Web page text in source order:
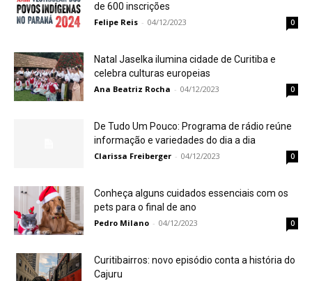
de 600 inscrições
Felipe Reis - 04/12/2023 0
Natal Jaselka ilumina cidade de Curitiba e
celebra culturas europeias
Ana Beatriz Rocha - 04/12/2023 0
De Tudo Um Pouco: Programa de rádio reúne
informação e variedades do dia a dia
Clarissa Freiberger - 04/12/2023 0
Conheça alguns cuidados essenciais com os
pets para o final de ano
Pedro Milano - 04/12/2023 0
Curitibairros: novo episódio conta a história do
Cajuru